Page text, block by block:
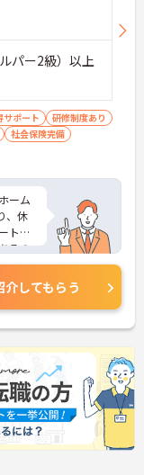
パー2級）以上
サポート
研修制度あり
社会保険完備
ーム
、休
トを
るの
す◎
の
介してもらう